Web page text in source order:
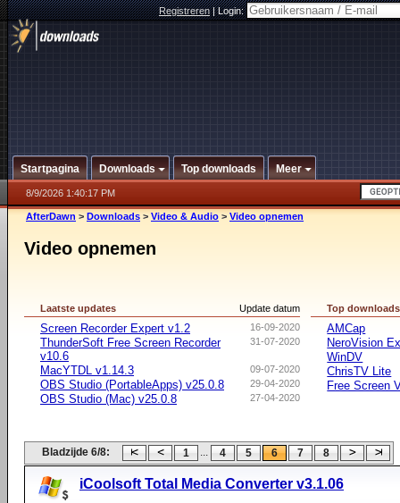
Registreren|Login:
Startpagina Downloads Top downloads Meer
8/9/2026 1:40:17 PM
AfterDawn > Downloads > Video & Audio > Video opnemen
Video opnemen
Update datum
Laatste updates
16-09-2020
Screen Recorder Expert v1.2
31-07-2020
ThunderSoft Free Screen Recorder
v10.6
09-07-2020
MacYTDL v1.14.3
29-04-2020
OBS Studio (PortableApps) v25.0.8
27-04-2020
OBS Studio (Mac) v25.0.8
Top downloads
AMCap
NeroVision
WinDV
ChrisTV Lite
Free Screen
Bladzijde 6/8: 1 ... 4 5 6 7 8
iCoolsoft Total Media Converter v3.1.06